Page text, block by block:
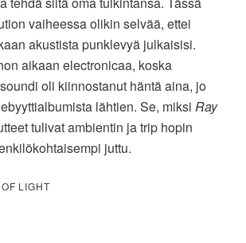
vaiheessa olikin selvää, ettei
akustista punklevyä julkaisisi.
aikaan electronicaa, koska
oli kiinnostanut häntä aina, jo
lähtien. Se, miksi Ray
tulivat ambientin ja trip hopin
juttu.
LIGHT